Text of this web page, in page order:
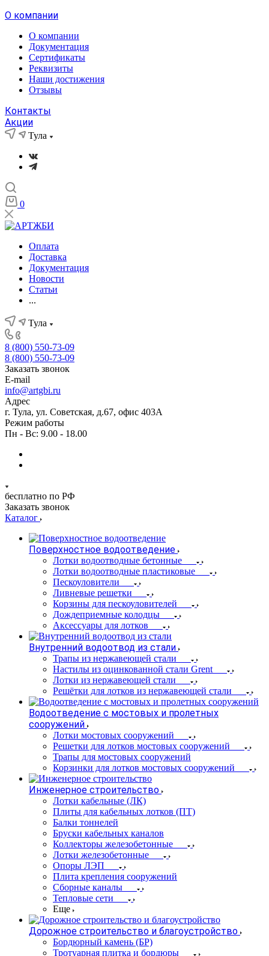
О компании
О компании
Документация
Сертификаты
Реквизиты
Наши достижения
Отзывы
Контакты
Акции
Тула
0
Оплата
Доставка
Документация
Новости
Статьи
...
Тула
8 (800) 550-73-09
8 (800) 550-73-09
Заказать звонок
E-mail
info@artgbi.ru
Адрес
г. Тула, ул. Советская, д.67, офис 403А
Режим работы
Пн - Вс: 9.00 - 18.00
бесплатно по РФ
Заказать звонок
Каталог
Поверхностное водоотведение
Лотки водоотводные бетонные
Лотки водоотводные пластиковые
Пескоуловители
Ливневые решетки
Корзины для пескоуловителей
Дождеприемные колодцы
Аксессуары для лотков
Внутренний водоотвод из стали
Трапы из нержавеющей стали
Настилы из оцинкованной стали Grent
Лотки из нержавеющей стали
Решётки для лотков из нержавеющей стали
Водоотведение с мостовых и пролетных
сооружений
Лотки мостовых сооружений
Решетки для лотков мостовых сооружений
Трапы для мостовых сооружений
Корзинки для лотков мостовых сооружений
Инженерное строительство
Лотки кабельные (ЛК)
Плиты для кабельных лотков (ПТ)
Балки тоннелей
Бруски кабельных каналов
Коллекторы железобетонные
Лотки железобетонные
Опоры ЛЭП
Плита крепления сооружений
Сборные каналы
Тепловые сети
Еще
Дорожное строительство и благоустройство
Бордюрный камень (БР)
Тротуарная плитка и бордюры